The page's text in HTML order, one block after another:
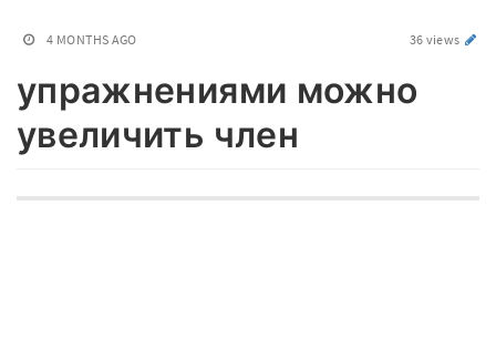
4 MONTHS AGO 36 views
упражнениями можно
увеличить член